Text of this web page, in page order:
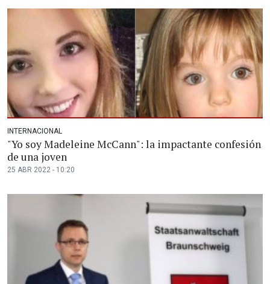
INTERNACIONAL
"Yo soy Madeleine McCann": la impactante confesión
de una joven
25 ABR 2022 - 10:20